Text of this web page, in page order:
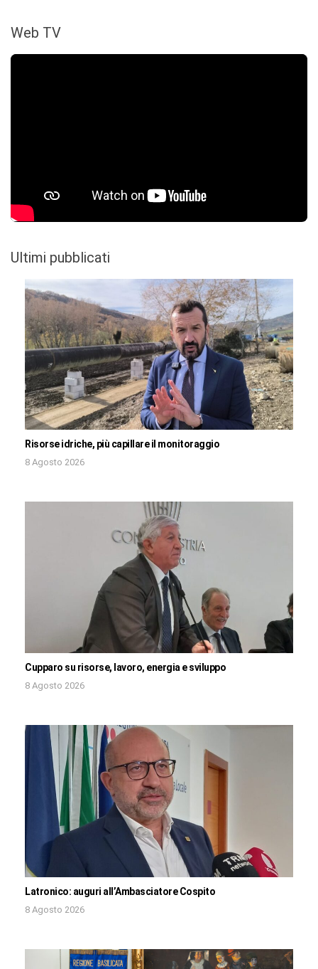
Web TV
Ultimi pubblicati
Risorse idriche, più capillare il monitoraggio
8 Agosto 2026
Cupparo su risorse, lavoro, energia e sviluppo
8 Agosto 2026
Latronico: auguri all’Ambasciatore Cospito
8 Agosto 2026